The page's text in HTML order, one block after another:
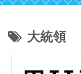
大統領